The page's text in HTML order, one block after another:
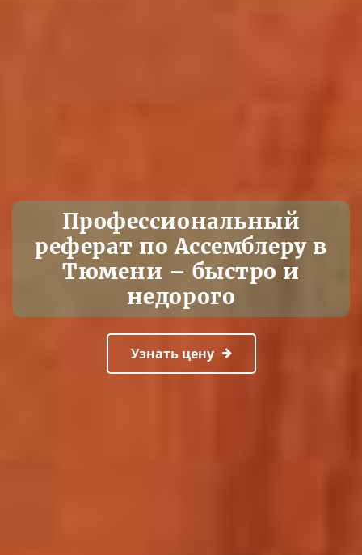
Профессиональный
реферат по Ассемблеру в
Тюмени – быстро и
недорого
Узнать цену